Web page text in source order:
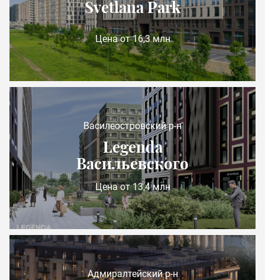
Svetlana Park
Цена от 16,3 млн
Василеостровский р-н
Legenda
Васильевского
Цена от 13,4 млн
Адмиралтейский р-н